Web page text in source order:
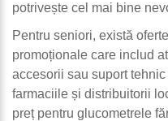
potrivește cel mai bine
Pentru seniori, există
promoționale care includ
accesorii sau suport
farmaciile și distribuitorii
preț pentru glucometrele